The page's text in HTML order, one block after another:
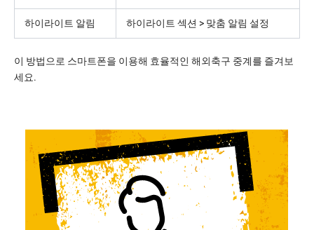
하이라이트 알림 하이라이트 섹션 > 맞춤 알림 설정
이 방법으로 스마트폰을 이용해 효율적인 해외축구 중계를 즐겨보
세요.